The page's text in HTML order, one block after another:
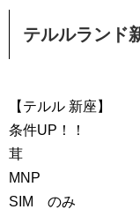
テルルランド
【テルル 新座】
条件UP！！
茸
MNP
SIM のみ